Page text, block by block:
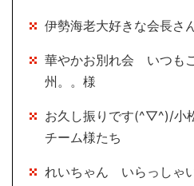
伊勢海老大好きな会長
華やかお別れ会 いつも
州。。様
お久し振りです(^▽^)/小
チーム様たち
れいちゃん いらっしゃ